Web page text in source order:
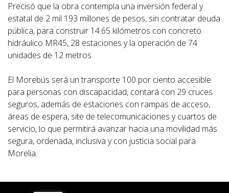
Precisó que la obra contempla una inversión federal y
estatal de 2 mil 193 millones de pesos, sin contratar deuda
pública, para construir 14.65 kilómetros con concreto
hidráulico MR45, 28 estaciones y la operación de 74
unidades de 12 metros.
El Morebús será un transporte 100 por ciento accesible
para personas con discapacidad, contará con 29 cruces
seguros, además de estaciones con rampas de acceso,
áreas de espera, site de telecomunicaciones y cuartos de
servicio, lo que permitirá avanzar hacia una movilidad más
segura, ordenada, inclusiva y con justicia social para
Morelia.